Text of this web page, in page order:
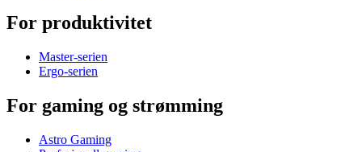
For produktivitet
Master-serien
Ergo-serien
For gaming og strømming
Astro Gaming